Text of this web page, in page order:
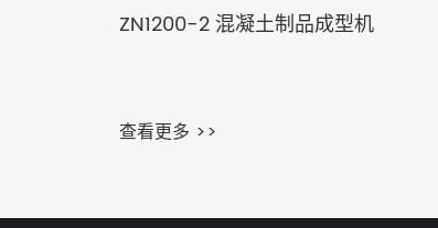
ZN1200-2 混凝土制品成型机